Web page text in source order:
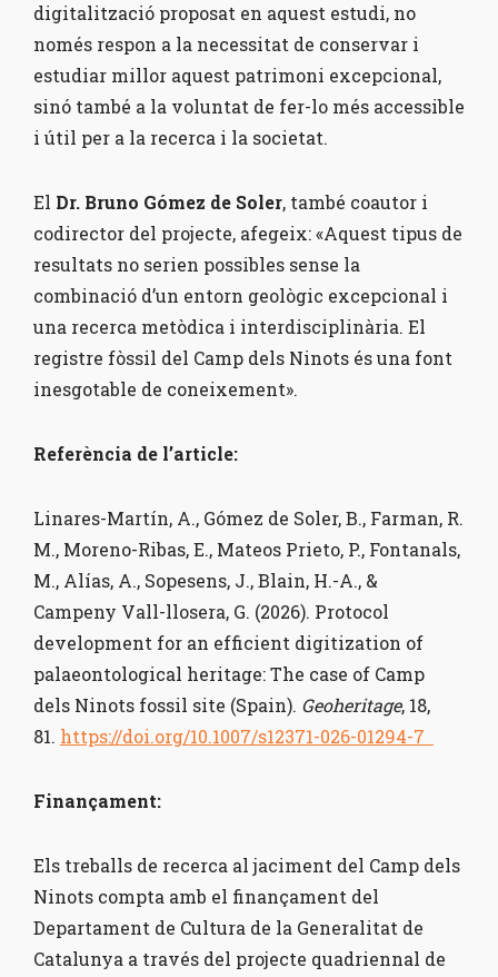
digitalització proposat en aquest estudi, no
només respon a la necessitat de conservar i
estudiar millor aquest patrimoni excepcional,
sinó també a la voluntat de fer-lo més accessible
i útil per a la recerca i la societat.
El Dr. Bruno Gómez de Soler, també coautor i
codirector del projecte, afegeix: «Aquest tipus de
resultats no serien possibles sense la
combinació d’un entorn geològic excepcional i
una recerca metòdica i interdisciplinària. El
registre fòssil del Camp dels Ninots és una font
inesgotable de coneixement».
Referència de l’article:
Linares-Martín, A., Gómez de Soler, B., Farman, R.
M., Moreno-Ribas, E., Mateos Prieto, P., Fontanals,
M., Alías, A., Sopesens, J., Blain, H.-A., &
Campeny Vall-llosera, G. (2026). Protocol
development for an efficient digitization of
palaeontological heritage: The case of Camp
dels Ninots fossil site (Spain). Geoheritage, 18,
81. https://doi.org/10.1007/s12371-026-01294-7
Finançament:
Els treballs de recerca al jaciment del Camp dels
Ninots compta amb el finançament del
Departament de Cultura de la Generalitat de
Catalunya a través del projecte quadriennal de